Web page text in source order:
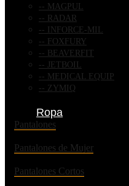
MAGPUL
RADAR
INFORCE-MIL
FOXFURY
BEAVERFIT
JETBOIL
MEDICAL EQUIP
ZYMIQ
Ropa
Pantalones
Pantalones de Mujer
Pantalones Cortos